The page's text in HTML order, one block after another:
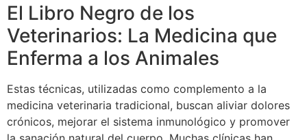
El Libro Negro de los
Veterinarios: La Medicina que
Enferma a los Animales
Estas técnicas, utilizadas como complemento a la
medicina veterinaria tradicional, buscan aliviar dolores
crónicos, mejorar el sistema inmunológico y promover